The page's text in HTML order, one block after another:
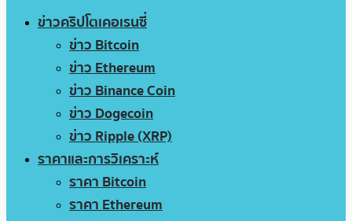
ข่าวคริปโตเคอเรนซี่
ข่าว Bitcoin
ข่าว Ethereum
ข่าว Binance Coin
ข่าว Dogecoin
ข่าว Ripple (XRP)
ราคาและการวิเคราะห์
ราคา Bitcoin
ราคา Ethereum